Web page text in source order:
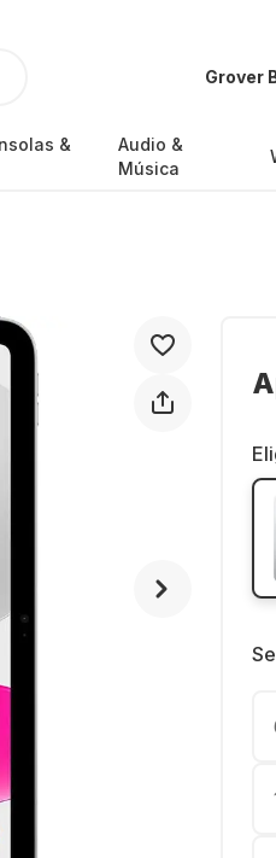
Grover
&
Audio &
Música